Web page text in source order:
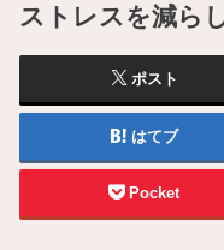
ストレスを減ら
ポスト
はてブ
Pocket